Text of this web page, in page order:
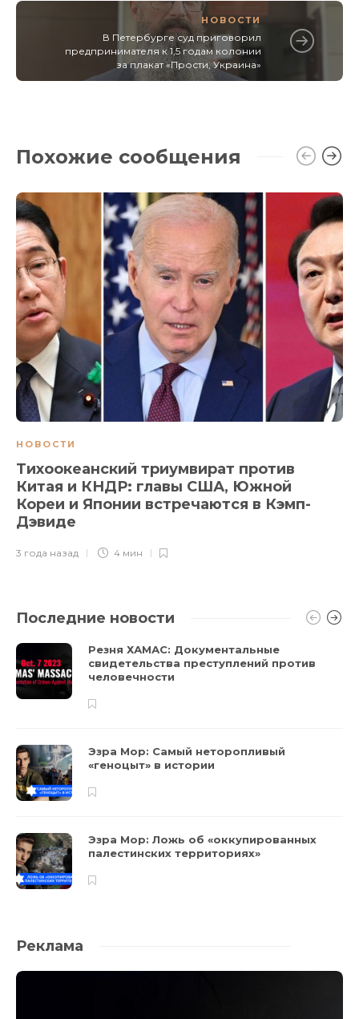
НОВОСТИ
В Петербурге суд приговорил
предпринимателя к 1,5 годам колонии
за плакат «Прости, Украина»
Похожие сообщения
НОВОСТИ
Тихоокеанский триумвират против
Китая и КНДР: главы США, Южной
Кореи и Японии встречаются в Кэмп-
Дэвиде
3 года назад 4 мин
Последние новости
Резня ХАМАС: Документальные
свидетельства преступлений против
человечности
Эзра Мор: Самый неторопливый
«геноцыт» в истории
Эзра Мор: Ложь об «оккупированных
палестинских территориях»
Реклама